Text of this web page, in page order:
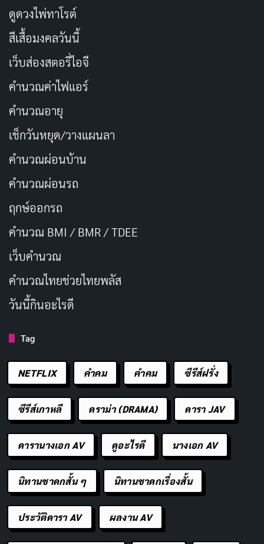
The Princess Diaries (2001)
The Princess Diaries
แอนน์ แฮททาเวย์
ว่าตัวเองเป็นเจ้าหญิงแห่งเจนอวิอา! ต้องเรียนรู้มารยาท
ราชวงศ์กับย่าที่เป็นจูลี่ แอนดรูส์
ยีนส์ กลายเป็นต้องใส่ชุดเดรสหรูหรา หนังเต็มไปด้วยฉาก
ฮาๆ และโรแมนติกเบาๆ ที่ชวนยิ้มตาม
นอกจากพล็อตเจ้าหญิงพลิกชีวิตแล้ว หนังยังสอนเรื่องความ
งุ่มง่ามแบบเรา
สำหรับวันที่อยากหนีความเครียด ดูแล้วอยากลุกขึ้นเต้นตาม
เพลงประกอบ หนังเรื่องนี้คือจุดเริ่มต้นที่ทำให้แอนน์ดัง
เปรี้ยง!
ประเภท:คอมเมดี้, ครอบครัว, โรแมนติก
วันที่ออกฉาย:3 สิงหาคม 2001
นักแสดงนำ:แอนน์ แฮททาเวย์, จูลี่ แอนดรูส์
ผู้กำกับ:แกรี่ มาร์แชลล์
ระยะเวลา:1 ชั่วโมง 55 นาที
ดูดวงไพ่ทาโรต์
สีเสื้อมงคลวันนี้
เว็บส่องสตอรี่ไอจี
คำนวณค่าไฟแอร์
คำนวณอายุ
เช็กวันหยุด/วางแผนลา
คำนวณผ่อนบ้าน
คำนวณผ่อนรถ
ฤกษ์ออกรถ
คำนวณ BMI / BMR / TDEE
เว็บคํานวณ
คํานวณไทยช่วยไทยพลัส
วันนี้กินอะไรดี
Tag
NETFLIX คำคม คําคม ซีรีส์ฝรั่ง
ซีรีส์เกาหลี ดราม่า (DRAMA) ดารา JAV
ดารานางเอก AV ดูอะไรดี นางเอก AV
นิทานชาดกสั้น ๆ นิทานชาดกเรื่องสั้น
ประวัติดารา AV ผลงาน AV